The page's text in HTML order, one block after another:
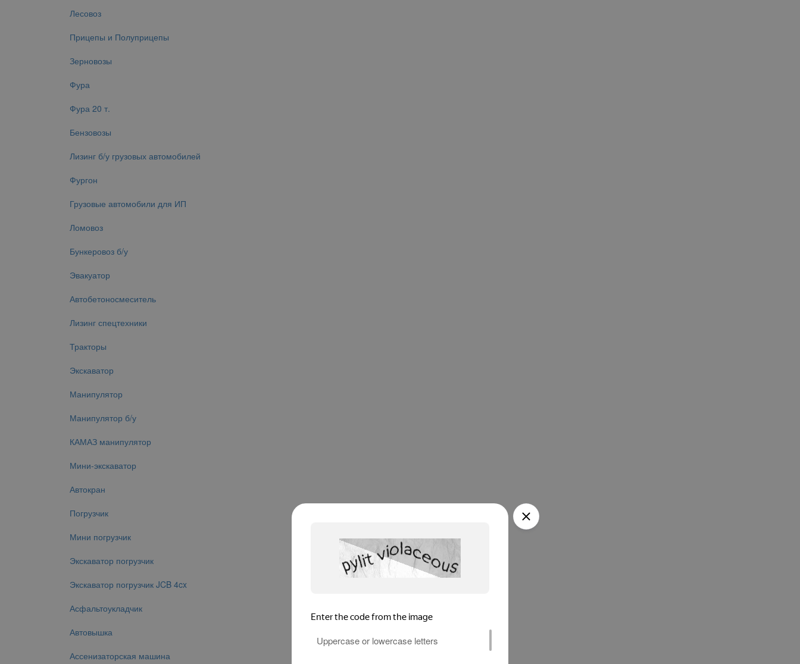
Лесовоз
Прицепы и Полуприцепы
Зерновозы
Фура
Фура 20 т.
Бензовозы
Лизинг б/у грузовых автомобилей
Фургон
Грузовые автомобили для ИП
Ломовоз
Бункеровоз б/у
Эвакуатор
Автобетоносмеситель
Лизинг спецтехники
Тракторы
Экскаватор
Манипулятор
Манипулятор б/у
КАМАЗ манипулятор
Мини-экскаватор
Автокран
Погрузчик
Мини погрузчик
Экскаватор погрузчик
Экскаватор погрузчик JCB 4cx
Асфальтоукладчик
Автовышка
Ассенизаторская машина